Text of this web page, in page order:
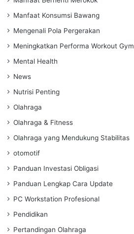
Manfaat Konsumsi Bawang
Mengenali Pola Pergerakan
Meningkatkan Performa Workout Gym
Mental Health
News
Nutrisi Penting
Olahraga
Olahraga & Fitness
Olahraga yang Mendukung Stabilitas
otomotif
Panduan Investasi Obligasi
Panduan Lengkap Cara Update
PC Workstation Profesional
Pendidikan
Pertandingan Olahraga